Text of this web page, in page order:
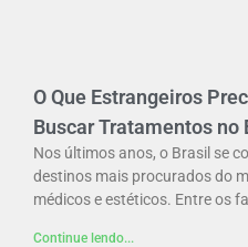
O Que Estrangeiros
Buscar Tratamentos no
Nos últimos anos, o Brasil se
destinos mais procurados do
médicos e estéticos. Entre os
Continue lendo...